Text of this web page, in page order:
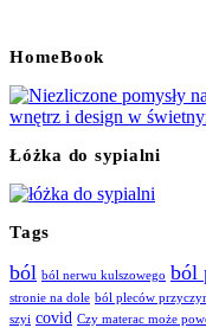
HomeBook
Łóżka do sypialni
Tags
ból ból nerwu kulszowego ból
stronie na dole ból pleców
szyi covid Czy materac może